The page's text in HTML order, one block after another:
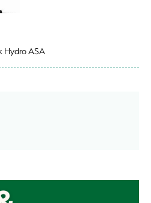
Hydro ASA